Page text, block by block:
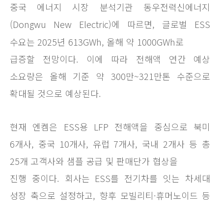
중국 에너지 시장 분석기관 동우전력신에너지
(Dongwu New Electric)에 따르면, 글로벌 ESS
수요는 2025년 613GWh, 올해 약 1000GWh로
급증할 전망이다. 이에 따라 전해액 연간 예상
소요량은 올해 기준 약 300만~321만톤 수준으로
확대될 것으로 예상된다.
현재 엔켐은 ESS용 LFP 전해액을 중심으로 북미
6개사, 중국 10개사, 유럽 7개사, 국내 2개사 등 총
25개 고객사와 샘플 공급 및 판매단가 협상을
진행 중이다. 회사는 ESS를 전기차를 잇는 차세대
성장 축으로 설정하고, 향후 모빌리티·휴머노이드 등